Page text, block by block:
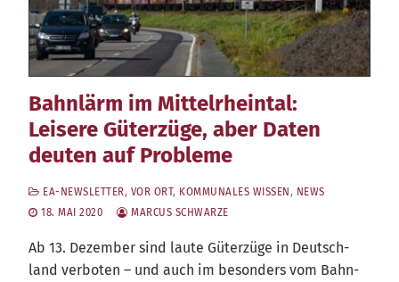
Bahnlärm im Mittelrheintal:
Leisere Güterzüge, aber Daten
deuten auf Probleme
EA-NEWSLETTER, VOR ORT, KOMMUNALES WISSEN, NEWS
18. MAI 2020
MARCUS SCHWARZE
Ab 13. Dezem­ber sind lau­te Güter­zü­ge in Deutsch­
land ver­bo­ten – und auch im beson­ders vom Bahn­